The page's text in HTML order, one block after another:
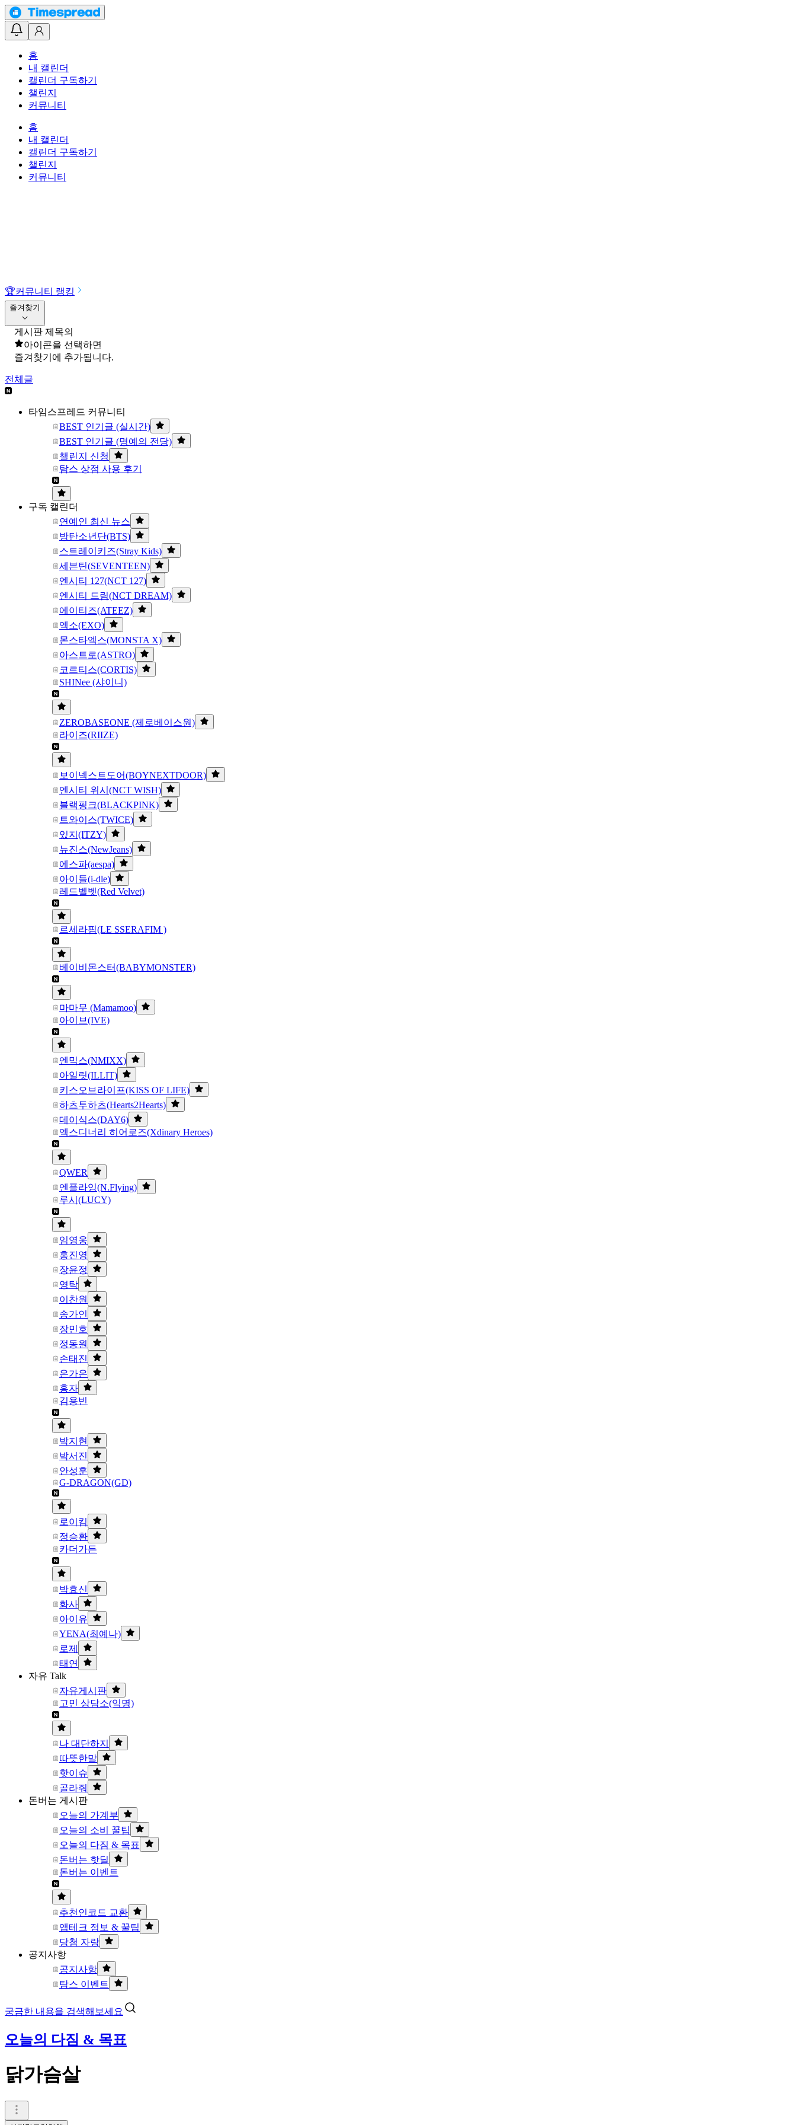
홈
내 캘린더
캘린더 구독하기
챌린지
커뮤니티
홈
내 캘린더
캘린더 구독하기
챌린지
커뮤니티
🏆커뮤니티 랭킹
즐겨찾기
게시판 제목의
아이콘을 선택하면
즐겨찾기에 추가됩니다.
전체글
타임스프레드 커뮤니티
BEST 인기글 (실시간)
BEST 인기글 (명예의 전당)
챌린지 신청
탐스 상점 사용 후기
구독 캘린더
연예인 최신 뉴스
방탄소년단(BTS)
스트레이키즈(Stray Kids)
세븐틴(SEVENTEEN)
엔시티 127(NCT 127)
엔시티 드림(NCT DREAM)
에이티즈(ATEEZ)
엑소(EXO)
몬스타엑스(MONSTA X)
아스트로(ASTRO)
코르티스(CORTIS)
SHINee (샤이니)
ZEROBASEONE (제로베이스원)
라이즈(RIIZE)
보이넥스트도어(BOYNEXTDOOR)
엔시티 위시(NCT WISH)
블랙핑크(BLACKPINK)
트와이스(TWICE)
있지(ITZY)
뉴진스(NewJeans)
에스파(aespa)
아이들(i-dle)
레드벨벳(Red Velvet)
르세라핌(LE SSERAFIM )
베이비몬스터(BABYMONSTER)
마마무 (Mamamoo)
아이브(IVE)
엔믹스(NMIXX)
아일릿(ILLIT)
키스오브라이프(KISS OF LIFE)
하츠투하츠(Hearts2Hearts)
데이식스(DAY6)
엑스디너리 히어로즈(Xdinary Heroes)
QWER
엔플라잉(N.Flying)
루시(LUCY)
임영웅
홍진영
장윤정
영탁
이찬원
송가인
장민호
정동원
손태진
은가은
홍자
김용빈
박지현
박서진
안성훈
G-DRAGON(GD)
로이킴
정승환
카더가든
박효신
화사
아이유
YENA(최예나)
로제
태연
자유 Talk
자유게시판
고민 상담소(익명)
나 대단하지
따뜻한말
핫이슈
골라줘
돈버는 게시판
오늘의 가계부
오늘의 소비 꿀팁
오늘의 다짐 & 목표
돈버는 핫딜
돈버는 이벤트
추천인코드 교환
앱테크 정보 & 꿀팁
당첨 자랑
공지사항
공지사항
탐스 이벤트
궁금한 내용을 검색해보세요
오늘의 다짐 & 목표
닭가슴살